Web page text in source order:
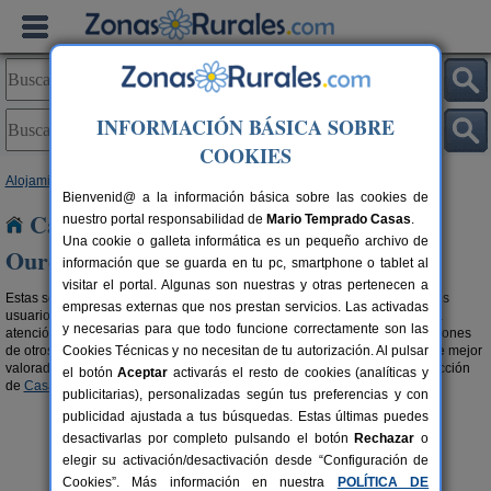
Alojamientos
Casas recomendadas por viajeros en
Ourense
Estas son las casa recomendadas en turismo rural mejor valoradas por los
usuarios. Por su ubicación, por sus servicios, por sus instalaciones, por la
atención del propietario,... Si eres de los que eligen escuchando las opiniones
de otros viajeros, estos son losalojamientos recomendados en Ourense mejor
valorados. Si prefieres aprovechar grandes descuentos, visita nuestra sección
de Casas Rurales con ofertas en Ourense
INFORMACIÓN BÁSICA SOBRE
COOKIES
Bienvenid@ a la información básica sobre las cookies de
nuestro portal responsabilidad de Mario Temprado Casas.
Una cookie o galleta informática es un pequeño archivo de
información que se guarda en tu pc, smartphone o tablet al
visitar el portal. Algunas son nuestras y otras pertenecen a
empresas externas que nos prestan servicios. Las activadas
y necesarias para que todo funcione correctamente son las
Cookies Técnicas y no necesitan de tu autorización. Al pulsar
el botónAceptar activarás el resto de cookies (analíticas y
publicitarias), personalizadas según tus preferencias y con
publicidad ajustada a tus búsquedas. Estas últimas puedes
desactivarlas por completo pulsando el botón Rechazar o
elegir su activación/desactivación desde “Configuración de
Cookies”. Más información en nuestra
POLÍTICA DE